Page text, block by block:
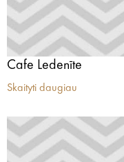
Cafe Ledenīte
Skaityti daugiau